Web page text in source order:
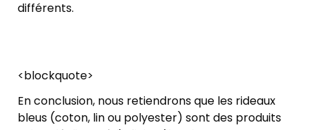
différents.
<blockquote>
En conclusion, nous retiendrons que les rideaux
bleus (coton, lin ou polyester) sont des produits